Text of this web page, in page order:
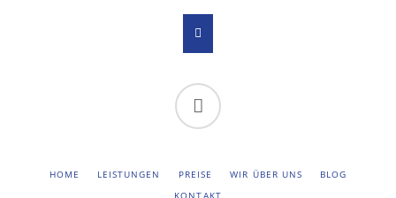
NAVIGATION
ÜBERSPRINGEN
HOME LEISTUNGEN PREISE WIR ÜBER UNS
BLOG